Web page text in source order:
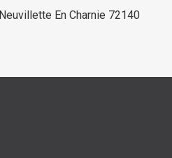
En Charnie 72140